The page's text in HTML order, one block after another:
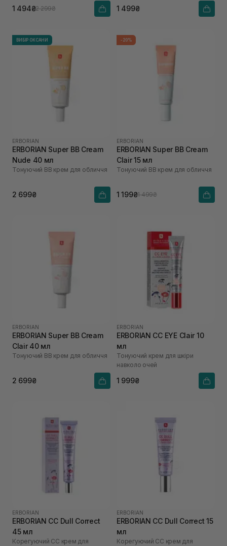
1 494₴2 299₴ 1 499₴
ВИБІР ОКСАНИ
ERBORIAN
ERBORIAN Super ВВ Cream
Nude 40 мл
Тонуючий BB крем для обличчя
2 699₴
-20%
ERBORIAN
ERBORIAN Super ВВ Cream
Clair 15 мл
Тонуючий BB крем для обличчя
1 199₴1 499₴
ERBORIAN
ERBORIAN Super ВВ Cream
Clair 40 мл
Тонуючий BB крем для обличчя
2 699₴
ERBORIAN
ERBORIAN CC EYE Clair 10
мл
Тонуючий крем для шкіри
навколо очей
1 999₴
ERBORIAN
ERBORIAN CC Dull Correct
45 мл
Корегуючий СС крем для
ERBORIAN
ERBORIAN CC Dull Correct 15
мл
Корегуючий СС крем для